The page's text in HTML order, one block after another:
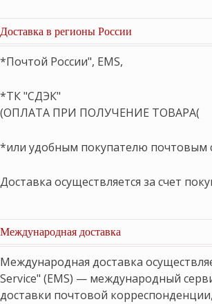
Доставка в регионы России
*Почтой России", EMS,
*ТК "СДЭК"
(ОПЛАТА ПРИ ПОЛУЧЕНИЕ ТОВАРА(
*или удобным покупателю почтовым
Доставка осуществляется за счет
Международная доставка
Международная доставка
Service" (EMS) — международный
доставки почтовой корреспонденции,